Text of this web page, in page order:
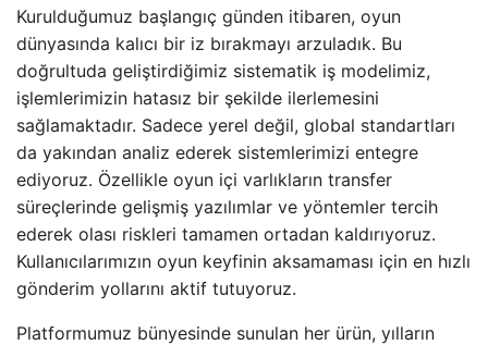
Kurulduğumuz başlangıç günden itibaren, oyun
dünyasında kalıcı bir iz bırakmayı arzuladık. Bu
doğrultuda geliştirdiğimiz sistematik iş modelimiz,
işlemlerimizin hatasız bir şekilde ilerlemesini
sağlamaktadır. Sadece yerel değil, global standartları
da yakından analiz ederek sistemlerimizi entegre
ediyoruz. Özellikle oyun içi varlıkların transfer
süreçlerinde gelişmiş yazılımlar ve yöntemler tercih
ederek olası riskleri tamamen ortadan kaldırıyoruz.
Kullanıcılarımızın oyun keyfinin aksamaması için en hızlı
gönderim yollarını aktif tutuyoruz.
Platformumuz bünyesinde sunulan her ürün, yılların